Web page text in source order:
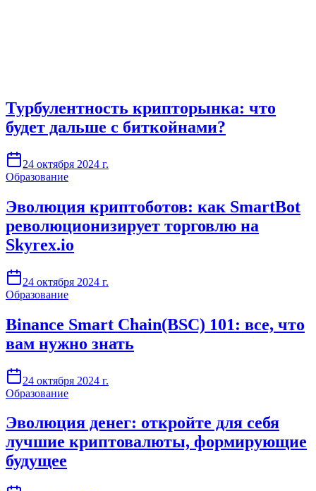
Турбулентность крипторынка: что
будет дальше с биткойнами?
24 октября 2024 г.
Образование
Эволюция криптоботов: как SmartBot
революционизирует торговлю на
Skyrex.io
24 октября 2024 г.
Образование
Binance Smart Chain(BSC) 101: все, что
вам нужно знать
24 октября 2024 г.
Образование
Эволюция денег: откройте для себя
лучшие криптовалюты, формирующие
будущее